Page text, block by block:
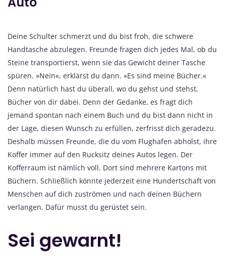
Deine Schulter schmerzt und du bist froh, die schwere
Handtasche abzulegen. Freunde fragen dich jedes Mal, ob du
Steine transportierst, wenn sie das Gewicht deiner Tasche
spüren. »Nein«, erklärst du dann. »Es sind meine Bücher.«
Denn natürlich hast du überall, wo du gehst und stehst,
Bücher von dir dabei. Denn der Gedanke, es fragt dich
jemand spontan nach einem Buch und du bist dann nicht in
der Lage, diesen Wunsch zu erfüllen, zerfrisst dich geradezu.
Deshalb müssen Freunde, die du vom Flughafen abholst, ihre
Koffer immer auf den Rucksitz deines Autos legen. Der
Kofferraum ist nämlich voll. Dort sind mehrere Kartons mit
Büchern. Schließlich könnte jederzeit eine Hundertschaft von
Menschen auf dich zuströmen und nach deinen Büchern
verlangen. Dafür musst du gerüstet sein.
Sei gewarnt!